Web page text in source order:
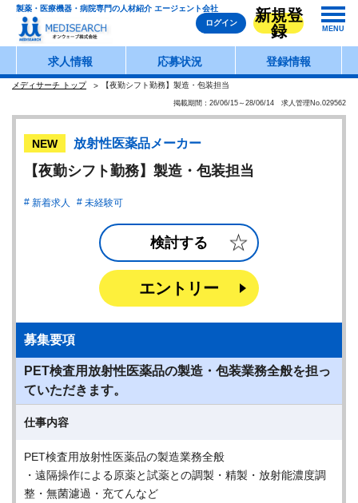
製薬・医療機器・病院専門の人材紹介 エージェント会社
ログイン
新規登
録
MENU
求人情報 応募状況 登録情報
メディサーチ トップ 【夜勤シフト勤務】製造・包装担当
掲載期間：26/06/15～28/06/14 求人管理No.029562
NEW 放射性医薬品メーカー
【夜勤シフト勤務】製造・包装担当
新着求人 未経験可
検討する
エントリー
募集要項
PET検査用放射性医薬品の製造・包装業務全般を担っ
ていただきます。
仕事内容
PET検査用放射性医薬品の製造業務全般
・遠隔操作による原薬と試薬との調製・精製・放射能濃度調
整・無菌濾過・充てんなど